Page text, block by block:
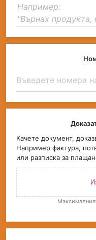
Качете документ,
Например фактура,
или разписка за